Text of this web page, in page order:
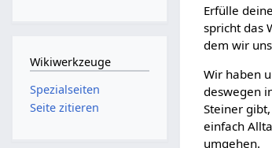
Erfülle
spricht das
dem wir
Wir haben
deswegen
Steiner
einfach
umgehen.
Wikiwerkzeuge
Spezialseiten
Seite zitieren